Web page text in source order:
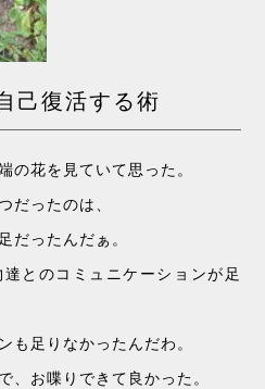
己復活する術
の花を見ていて思った。
だったのは、
だったんだぁ。
とのコミュニケーションが足
も足りなかったんだわ。
、お喋りできて良かった。